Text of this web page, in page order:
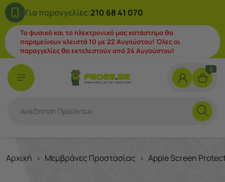
Για παραγγελίες:210 68 41 070
Το φυσικό και το ηλεκτρονικό μας κατάστημα θα
παραμείνουν κλειστά 10 με 22 Αυγούστου! Όλες οι
παραγγελίες θα εκτελεστούν από 24 Αυγούστου!
0
Αρχική > Μεμβράνες Προστασίας > Apple Screen